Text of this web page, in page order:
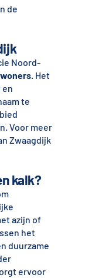
de
Noord-
. Het
en
te
Voor meer
Zwaagdijk
kalk?
azijn of
het
duurzame
ervoor